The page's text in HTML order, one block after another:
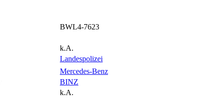
BWL4-7623
k.A.
Landespolizei
Mercedes-Benz
BINZ
k.A.